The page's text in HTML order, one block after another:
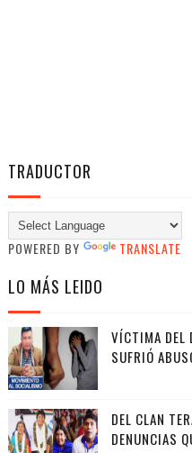
TRADUCTOR
POWERED BY TRANSLATE
LO MÁS LEIDO
VÍCTIMA DEL
SUFRIÓ
DEL CLAN
DENUNCIAS